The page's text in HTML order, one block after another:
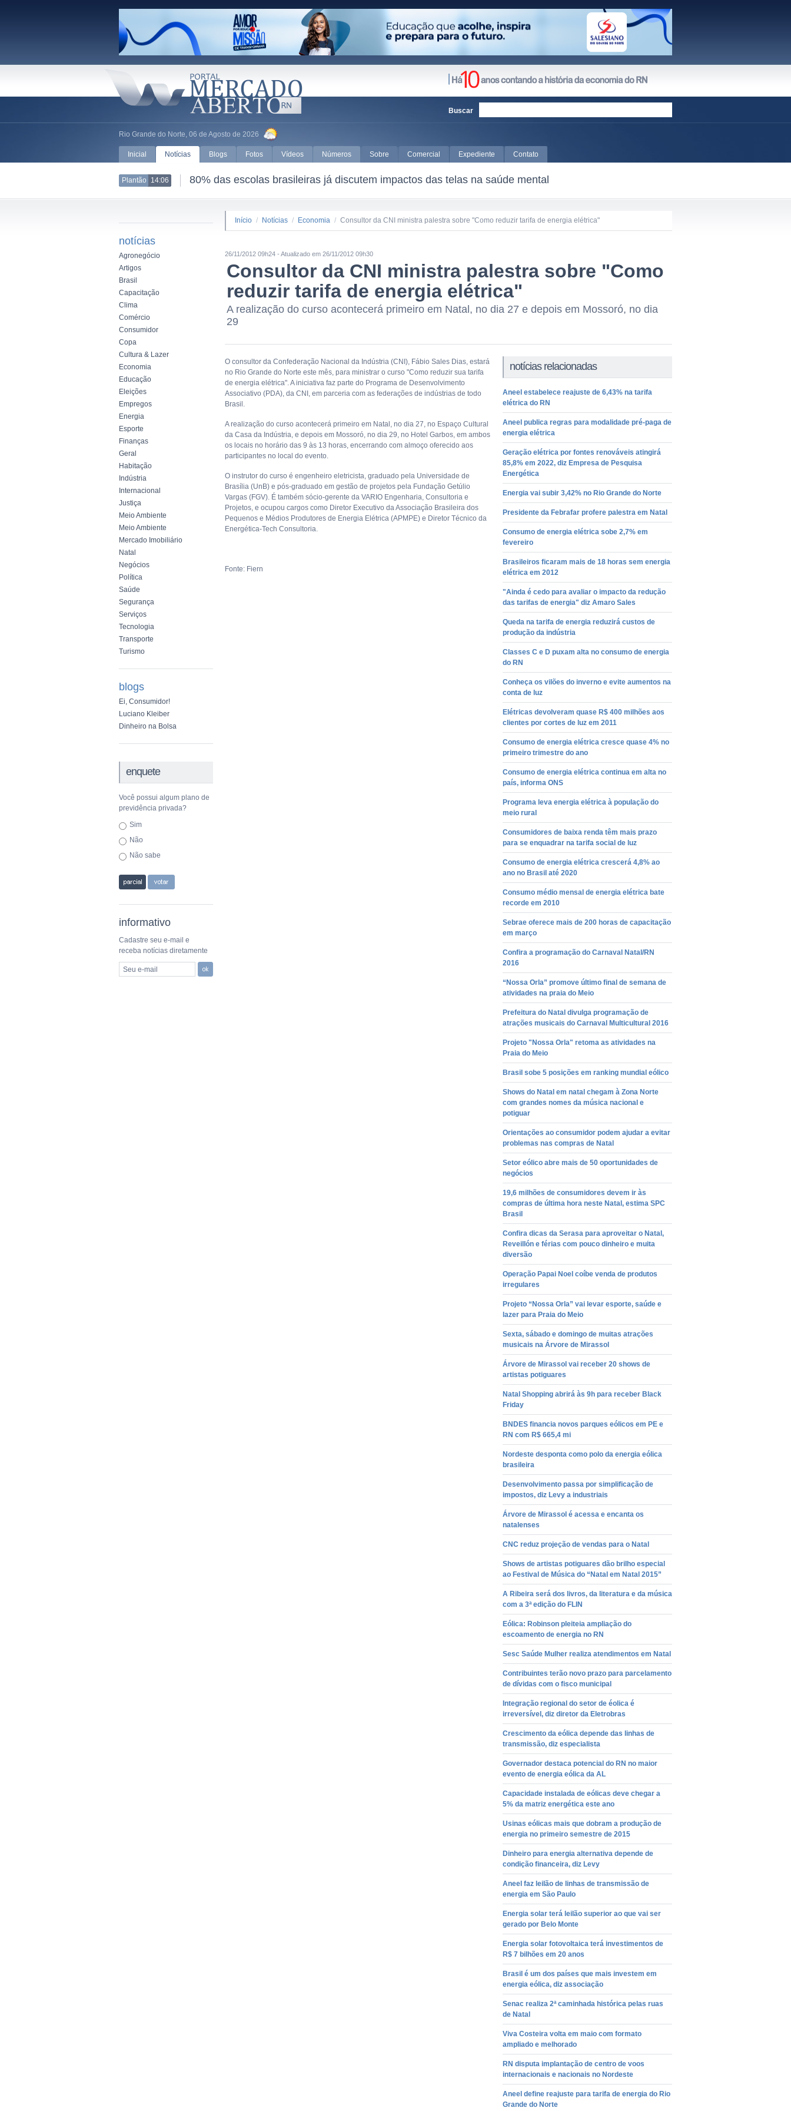
Rio Grande do Norte, 06 de Agosto de 2026
Buscar
Inicial Notícias Blogs Fotos Vídeos Números Sobre Comercial Expediente Contato
Plantão 14:06 80% das escolas brasileiras já discutem impactos das telas na saúde mental
notícias
Agronegócio
Artigos
Brasil
Capacitação
Clima
Comércio
Consumidor
Copa
Cultura & Lazer
Economia
Educação
Eleições
Empregos
Energia
Esporte
Finanças
Geral
Habitação
Indústria
Internacional
Justiça
Meio Ambiente
Meio Ambiente
Mercado Imobiliário
Natal
Negócios
Política
Saúde
Segurança
Serviços
Tecnologia
Transporte
Turismo
blogs
Ei, Consumidor!
Luciano Kleiber
Dinheiro na Bolsa
enquete
Você possui algum plano de
previdência privada?
Sim
Não
Não sabe
informativo
Cadastre seu e-mail e
receba notícias diretamente
Seu e-mail
Início / Notícias / Economia / Consultor da CNI ministra palestra sobre "Como reduzir tarifa de energia elétrica"
26/11/2012 09h24 - Atualizado em 26/11/2012 09h30
Consultor da CNI ministra palestra sobre "Como
reduzir tarifa de energia elétrica"
A realização do curso acontecerá primeiro em Natal, no dia 27 e depois em Mossoró, no dia
29
notícias relacionadas
Aneel estabelece reajuste de 6,43% na tarifa
elétrica do RN
Aneel publica regras para modalidade pré-paga de
energia elétrica
Geração elétrica por fontes renováveis atingirá
85,8% em 2022, diz Empresa de Pesquisa
Energética
Energia vai subir 3,42% no Rio Grande do Norte
Presidente da Febrafar profere palestra em Natal
Consumo de energia elétrica sobe 2,7% em
fevereiro
Brasileiros ficaram mais de 18 horas sem energia
elétrica em 2012
"Ainda é cedo para avaliar o impacto da redução
das tarifas de energia" diz Amaro Sales
Queda na tarifa de energia reduzirá custos de
produção da indústria
Classes C e D puxam alta no consumo de energia
do RN
Conheça os vilões do inverno e evite aumentos na
conta de luz
Elétricas devolveram quase R$ 400 milhões aos
clientes por cortes de luz em 2011
Consumo de energia elétrica cresce quase 4% no
primeiro trimestre do ano
Consumo de energia elétrica continua em alta no
país, informa ONS
Programa leva energia elétrica à população do
meio rural
Consumidores de baixa renda têm mais prazo
para se enquadrar na tarifa social de luz
Consumo de energia elétrica crescerá 4,8% ao
ano no Brasil até 2020
Consumo médio mensal de energia elétrica bate
recorde em 2010
Sebrae oferece mais de 200 horas de capacitação
em março
Confira a programação do Carnaval Natal/RN
2016
“Nossa Orla” promove último final de semana de
atividades na praia do Meio
Prefeitura do Natal divulga programação de
atrações musicais do Carnaval Multicultural 2016
Projeto "Nossa Orla" retoma as atividades na
Praia do Meio
Brasil sobe 5 posições em ranking mundial eólico
Shows do Natal em natal chegam à Zona Norte
com grandes nomes da música nacional e
potiguar
Orientações ao consumidor podem ajudar a evitar
problemas nas compras de Natal
Setor eólico abre mais de 50 oportunidades de
negócios
19,6 milhões de consumidores devem ir às
compras de última hora neste Natal, estima SPC
Brasil
Confira dicas da Serasa para aproveitar o Natal,
Reveillón e férias com pouco dinheiro e muita
diversão
Operação Papai Noel coíbe venda de produtos
irregulares
Projeto “Nossa Orla” vai levar esporte, saúde e
lazer para Praia do Meio
Sexta, sábado e domingo de muitas atrações
musicais na Árvore de Mirassol
Árvore de Mirassol vai receber 20 shows de
artistas potiguares
Natal Shopping abrirá às 9h para receber Black
Friday
BNDES financia novos parques eólicos em PE e
RN com R$ 665,4 mi
Nordeste desponta como polo da energia eólica
brasileira
Desenvolvimento passa por simplificação de
impostos, diz Levy a industriais
Árvore de Mirassol é acessa e encanta os
natalenses
CNC reduz projeção de vendas para o Natal
Shows de artistas potiguares dão brilho especial
ao Festival de Música do “Natal em Natal 2015”
A Ribeira será dos livros, da literatura e da música
com a 3ª edição do FLIN
Eólica: Robinson pleiteia ampliação do
escoamento de energia no RN
Sesc Saúde Mulher realiza atendimentos em Natal
Contribuintes terão novo prazo para parcelamento
de dívidas com o fisco municipal
Integração regional do setor de éolica é
irreversível, diz diretor da Eletrobras
Crescimento da eólica depende das linhas de
transmissão, diz especialista
Governador destaca potencial do RN no maior
evento de energia eólica da AL
Capacidade instalada de eólicas deve chegar a
5% da matriz energética este ano
Usinas eólicas mais que dobram a produção de
energia no primeiro semestre de 2015
Dinheiro para energia alternativa depende de
condição financeira, diz Levy
Aneel faz leilão de linhas de transmissão de
energia em São Paulo
Energia solar terá leilão superior ao que vai ser
gerado por Belo Monte
Energia solar fotovoltaica terá investimentos de
R$ 7 bilhões em 20 anos
Brasil é um dos países que mais investem em
energia eólica, diz associação
Senac realiza 2ª caminhada histórica pelas ruas
de Natal
Viva Costeira volta em maio com formato
ampliado e melhorado
RN disputa implantação de centro de voos
internacionais e nacionais no Nordeste
Aneel define reajuste para tarifa de energia do Rio
Grande do Norte
O consultor da Confederação Nacional da Indústria (CNI), Fábio Sales Dias, estará
no Rio Grande do Norte este mês, para ministrar o curso "Como reduzir sua tarifa
de energia elétrica". A iniciativa faz parte do Programa de Desenvolvimento
Associativo (PDA), da CNI, em parceria com as federações de indústrias de todo
Brasil.
A realização do curso acontecerá primeiro em Natal, no dia 27, no Espaço Cultural
da Casa da Indústria, e depois em Mossoró, no dia 29, no Hotel Garbos, em ambos
os locais no horário das 9 às 13 horas, encerrando com almoço oferecido aos
participantes no local do evento.
O instrutor do curso é engenheiro eletricista, graduado pela Universidade de
Brasília (UnB) e pós-graduado em gestão de projetos pela Fundação Getúlio
Vargas (FGV). É também sócio-gerente da VARIO Engenharia, Consultoria e
Projetos, e ocupou cargos como Diretor Executivo da Associação Brasileira dos
Pequenos e Médios Produtores de Energia Elétrica (APMPE) e Diretor Técnico da
Energética-Tech Consultoria.
Fonte: Fiern